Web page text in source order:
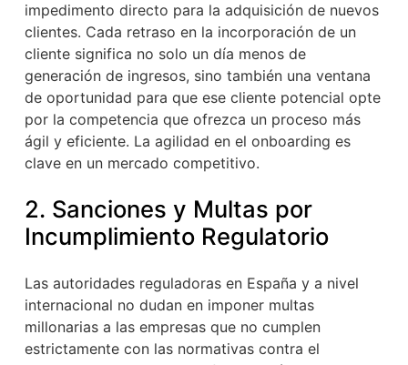
impedimento directo para la adquisición de nuevos
clientes. Cada retraso en la incorporación de un
cliente significa no solo un día menos de
generación de ingresos, sino también una ventana
de oportunidad para que ese cliente potencial opte
por la competencia que ofrezca un proceso más
ágil y eficiente. La agilidad en el onboarding es
clave en un mercado competitivo.
2. Sanciones y Multas por
Incumplimiento Regulatorio
Las autoridades reguladoras en España y a nivel
internacional no dudan en imponer multas
millonarias a las empresas que no cumplen
estrictamente con las normativas contra el